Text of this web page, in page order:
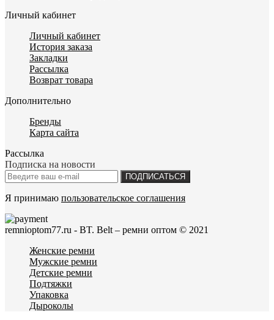
Личный кабинет
Личный кабинет
История заказа
Закладки
Рассылка
Возврат товара
Дополнительно
Бренды
Карта сайта
Рассылка
Подписка на новости
ПОДПИСАТЬСЯ
Я принимаю пользовательское соглашения
remnioptom77.ru - BT. Belt – ремни оптом © 2021
Женские ремни
Мужские ремни
Детские ремни
Подтяжки
Упаковка
Дыроколы